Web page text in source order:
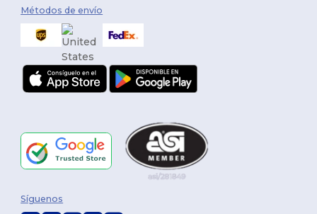
Métodos de envío
Síguenos